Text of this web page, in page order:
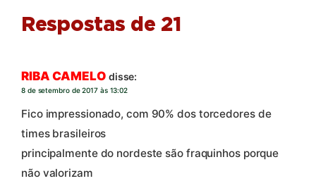
Respostas de 21
RIBA CAMELO disse:
8 de setembro de 2017 às 13:02
Fico impressionado, com 90% dos torcedores de
times brasileiros
principalmente do nordeste são fraquinhos porque
não valorizam